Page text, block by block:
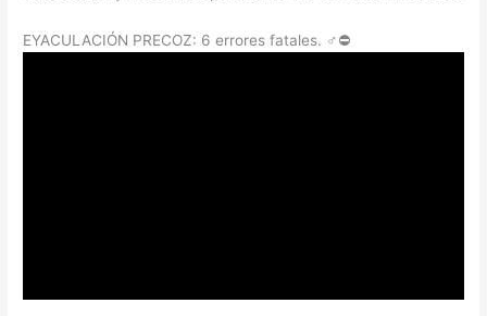
EYACULACIÓN PRECOZ: 6 errores fatales. ‍♂️⛔️